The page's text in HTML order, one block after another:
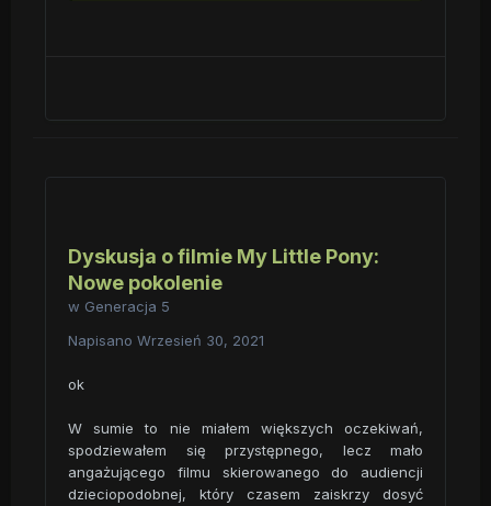
Dyskusja o filmie My Little Pony:
Nowe pokolenie
w Generacja 5
Napisano Wrzesień 30, 2021
ok
W sumie to nie miałem większych oczekiwań,
spodziewałem się przystępnego, lecz mało
angażującego filmu skierowanego do audiencji
dzieciopodobnej, który czasem zaiskrzy dosyć